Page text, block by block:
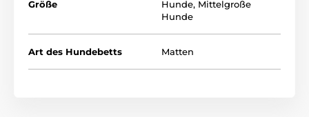
passieren, dass die Grösse nicht ganz - um 2 - 4cm-
Größe
Hunde, Mittelgroße
Hunde
Art des Hundebetts Matten